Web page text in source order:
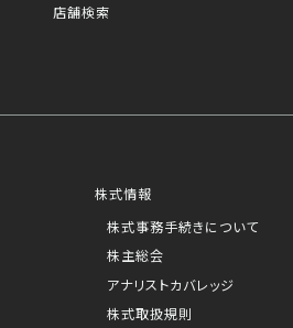
店舗検索
株式情報
株式事務手続きについて
株主総会
アナリストカバレッジ
株式取扱規則